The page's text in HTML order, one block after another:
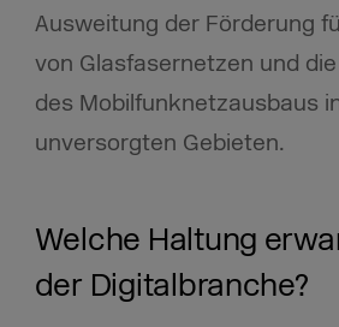
Ausweitung der Förderung
von Glasfasernetzen und
des Mobilfunknetzausbaus
unversorgten Gebieten.
Welche Haltung
der Digitalbranche?